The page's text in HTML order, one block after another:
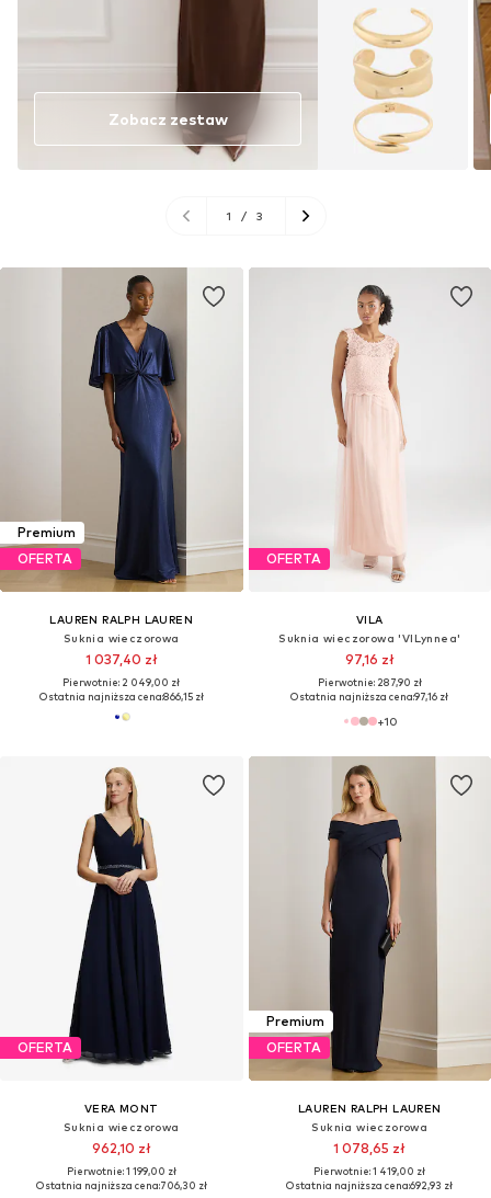
Premium
OFERTA
LAUREN RALPH LAUREN
Suknia wieczorowa
1 037,40 zł
Pierwotnie: 2 049,00 zł
Ostatnia najniższa cena:866,15 zł
OFERTA
VILA
Suknia wieczorowa 'VILynnea'
97,16 zł
Pierwotnie: 287,90 zł
Ostatnia najniższa cena:97,16 zł
+10
OFERTA
VERA MONT
Suknia wieczorowa
962,10 zł
Pierwotnie: 1 199,00 zł
Ostatnia najniższa cena:706,30 zł
Premium
OFERTA
LAUREN RALPH LAUREN
Suknia wieczorowa
1 078,65 zł
Pierwotnie: 1 419,00 zł
Ostatnia najniższa cena:692,93 zł
Zobacz zestaw
1 / 3